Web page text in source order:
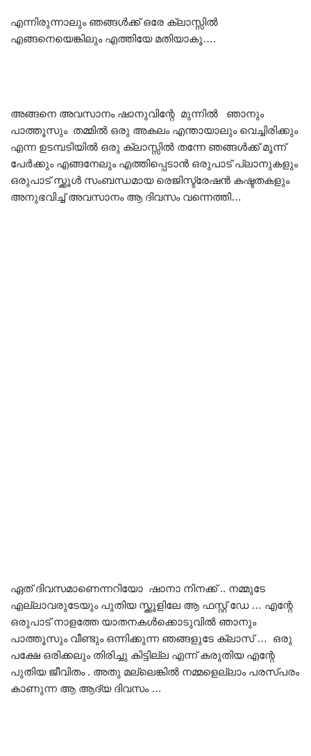
എന്നിരുന്നാലും ഞങ്ങൾക്ക് ഒരേ ക്ലാസ്സിൽ
എങ്ങനെയെങ്കിലും എത്തിയേ മതിയാകൂ….
അങ്ങനെ അവസാനം ഷാനുവിന്റേ മുന്നിൽ ഞാനും
പാത്തൂസും തമ്മിൽ ഒരു അകലം എന്തായാലും വെച്ചിരിക്കും
എന്ന ഉടമ്പടിയിൽ ഒരു ക്ലാസ്സിൽ തന്നേ ഞങ്ങൾക്ക് മൂന്ന്
പേർക്കും എങ്ങനേലും എത്തിപ്പെടാൻ ഒരുപാട് പ്ലാനുകളും
ഒരുപാട് സ്ക്കൂൾ സംബന്ധമായ രെജിസ്ട്രേഷൻ കഷ്ടതകളും
അനുഭവിച്ച് അവസാനം ആ ദിവസം വന്നെത്തി…
ഏത് ദിവസമാണെന്നറിയോ ഷാനാ നിനക്ക് .. നമ്മുടേ
എല്ലാവരുടേയും പുതിയ സ്ക്കൂളിലേ ആ ഫസ്റ്റ് ഡേ … എന്റേ
ഒരുപാട് നാളത്തേ യാതനകൾക്കൊടുവിൽ ഞാനും
പാത്തൂസും വീണ്ടും ഒന്നിക്കുന്ന ഞങ്ങളുടേ ക്ലാസ് … ഒരു
പക്ഷേ ഒരിക്കലും തിരിച്ചു കിട്ടില്ല എന്ന് കരുതിയ എന്റേ
പുതിയ ജീവിതം . അതു മല്ലെങ്കിൽ നമ്മളെല്ലാം പരസ്പരം
കാണുന്ന ആ ആദ്യ ദിവസം …